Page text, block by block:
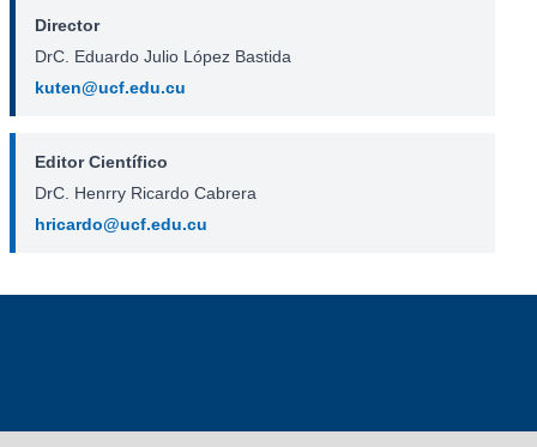
Director
DrC. Eduardo Julio López Bastida
kuten@ucf.edu.cu
Editor Científico
DrC. Henrry Ricardo Cabrera
hricardo@ucf.edu.cu